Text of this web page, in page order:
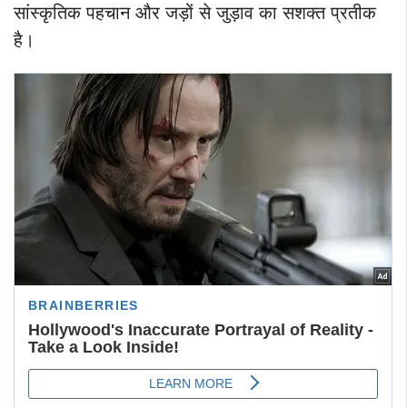
सांस्कृतिक पहचान और जड़ों से जुड़ाव का सशक्त प्रतीक
है।